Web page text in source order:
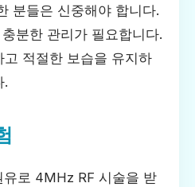
분들은 신중해야 합니다.
분한 관리가 필요합니다.
고 적절한 보습을 유지하
.
로 4MHz RF 시술을 받